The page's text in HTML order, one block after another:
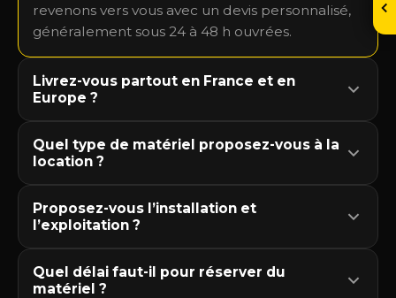
revenons vers vous avec un devis personnalisé,
généralement sous 24 à 48 h ouvrées.
Livrez-vous partout en France et en
Europe ?
Quel type de matériel proposez-vous à la
location ?
Proposez-vous l’installation et
l’exploitation ?
Quel délai faut-il pour réserver du
matériel ?